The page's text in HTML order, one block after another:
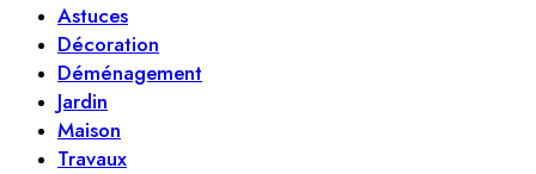
Astuces
Décoration
Déménagement
Jardin
Maison
Travaux